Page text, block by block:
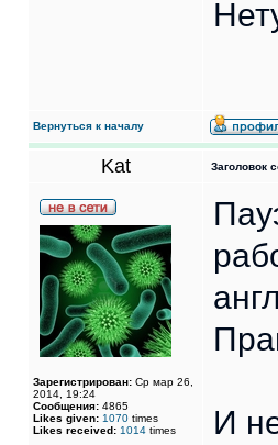
Вернуться к началу
Kat Заголовок
Зарегистрирован: Ср мар 26,
2014, 19:24
Сообщения: 4865
Likes given: 1070 times
Likes received: 1014 times
И